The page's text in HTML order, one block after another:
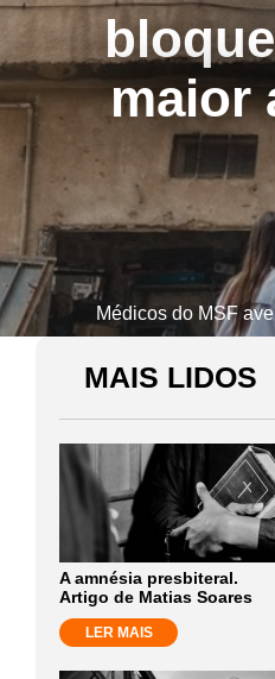
maior
Médicos do MSF
MAIS LIDOS
A amnésia presbiteral.
Artigo de Matias Soares
LER MAIS